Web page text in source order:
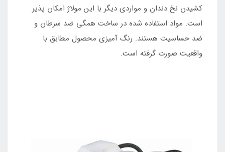
کشیدن نخ دندان و مواردی دیگر با این مولاژ امکان پذیر
است. مواد استفاده شده در ساخت همگی ضد سرطان و
ضد حساسیت هستند. رنگ آمیزی محصول مطابق با
واقعیت صورت گرفته است.